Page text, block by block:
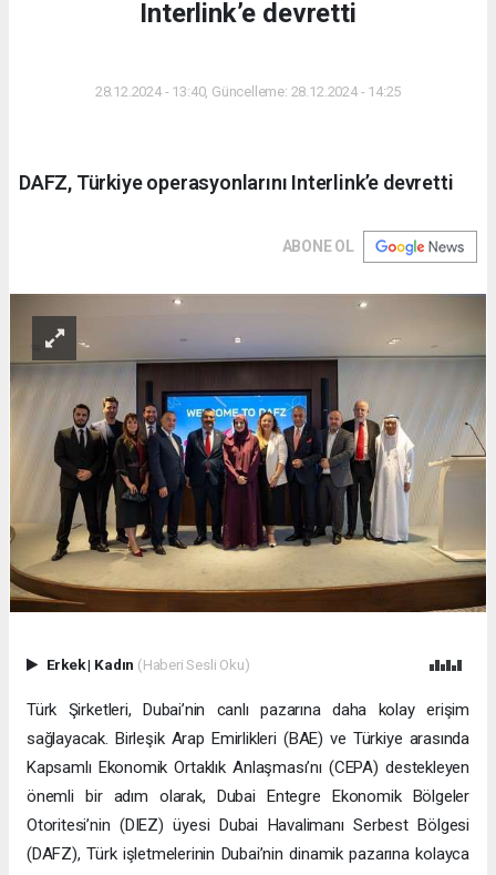
Interlink’e devretti
28.12.2024 - 13:40, Güncelleme: 28.12.2024 - 14:25
DAFZ, Türkiye operasyonlarını Interlink’e devretti
ABONE OL
Erkek| Kadın (Haberi Sesli Oku)
Türk Şirketleri, Dubai’nin canlı pazarına daha kolay erişim
sağlayacak. Birleşik Arap Emirlikleri (BAE) ve Türkiye arasında
Kapsamlı Ekonomik Ortaklık Anlaşması’nı (CEPA) destekleyen
önemli bir adım olarak, Dubai Entegre Ekonomik Bölgeler
Otoritesi’nin (DIEZ) üyesi Dubai Havalimanı Serbest Bölgesi
(DAFZ), Türk işletmelerinin Dubai’nin dinamik pazarına kolayca